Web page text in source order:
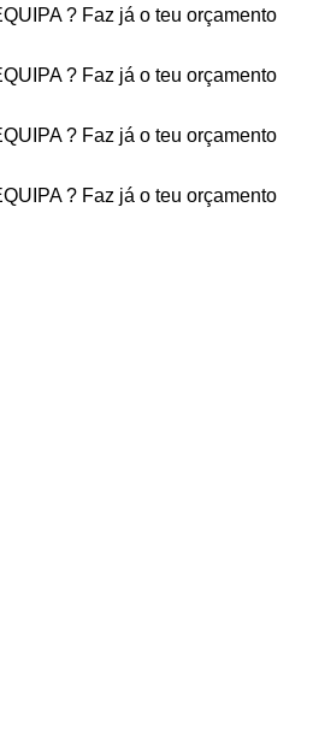
? Faz já o teu orçamento
? Faz já o teu orçamento
? Faz já o teu orçamento
? Faz já o teu orçamento